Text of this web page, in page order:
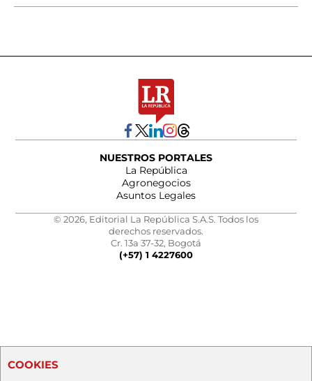
NUESTROS PORTALES
La República
Agronegocios
Asuntos Legales
© 2026, Editorial La República S.A.S. Todos los
derechos reservados.
Cr. 13a 37-32, Bogotá
(+57) 1 4227600
COOKIES